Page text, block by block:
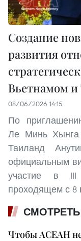
Создание
развития
Вьетнамом
08/06/2026 14:15
По
Ле Минь Хынга
Таиланд
официальным
участие в
проходящем с 8
Чтобы АСЕАН